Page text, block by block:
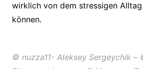
wirklich von dem stressigen
können.
© nuzza11- Aleksey Sergeychik –